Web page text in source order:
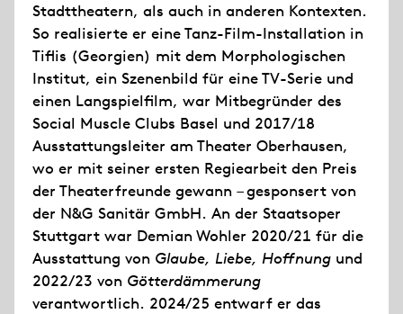
Stadttheatern, als auch in anderen Kontexten.
So realisierte er eine Tanz-Film-Installation in
Tiflis (Georgien) mit dem Morphologischen
Institut, ein Szenenbild für eine TV-Serie und
einen Langspielfilm, war Mitbegründer des
Social Muscle Clubs Basel und 2017/18
Ausstattungsleiter am Theater Oberhausen,
wo er mit seiner ersten Regiearbeit den Preis
der Theaterfreunde gewann – gesponsert von
der N&G Sanitär GmbH. An der Staatsoper
Stuttgart war Demian Wohler 2020/21 für die
Ausstattung von Glaube, Liebe, Hoffnung und
2022/23 von Götterdämmerung
verantwortlich. 2024/25 entwarf er das